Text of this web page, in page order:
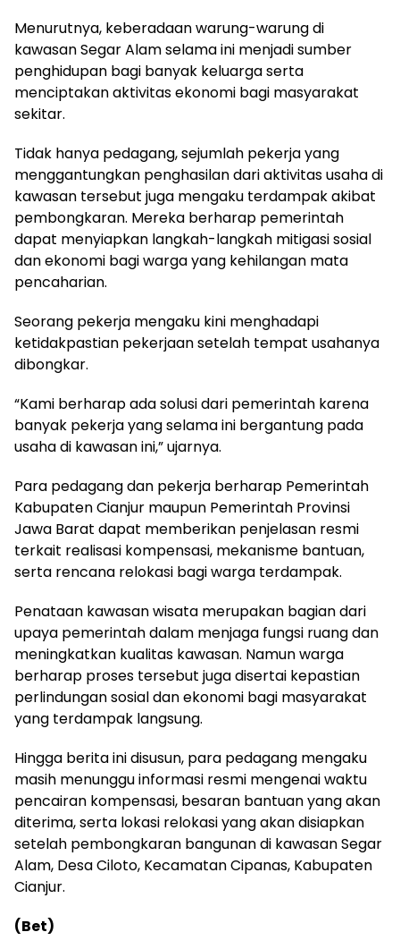
Menurutnya, keberadaan warung-warung di
kawasan Segar Alam selama ini menjadi sumber
penghidupan bagi banyak keluarga serta
menciptakan aktivitas ekonomi bagi masyarakat
sekitar.
Tidak hanya pedagang, sejumlah pekerja yang
menggantungkan penghasilan dari aktivitas usaha di
kawasan tersebut juga mengaku terdampak akibat
pembongkaran. Mereka berharap pemerintah
dapat menyiapkan langkah-langkah mitigasi sosial
dan ekonomi bagi warga yang kehilangan mata
pencaharian.
Seorang pekerja mengaku kini menghadapi
ketidakpastian pekerjaan setelah tempat usahanya
dibongkar.
“Kami berharap ada solusi dari pemerintah karena
banyak pekerja yang selama ini bergantung pada
usaha di kawasan ini,” ujarnya.
Para pedagang dan pekerja berharap Pemerintah
Kabupaten Cianjur maupun Pemerintah Provinsi
Jawa Barat dapat memberikan penjelasan resmi
terkait realisasi kompensasi, mekanisme bantuan,
serta rencana relokasi bagi warga terdampak.
Penataan kawasan wisata merupakan bagian dari
upaya pemerintah dalam menjaga fungsi ruang dan
meningkatkan kualitas kawasan. Namun warga
berharap proses tersebut juga disertai kepastian
perlindungan sosial dan ekonomi bagi masyarakat
yang terdampak langsung.
Hingga berita ini disusun, para pedagang mengaku
masih menunggu informasi resmi mengenai waktu
pencairan kompensasi, besaran bantuan yang akan
diterima, serta lokasi relokasi yang akan disiapkan
setelah pembongkaran bangunan di kawasan Segar
Alam, Desa Ciloto, Kecamatan Cipanas, Kabupaten
Cianjur.
(Bet)